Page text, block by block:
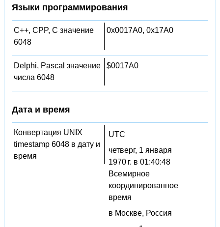
Языки программирования
C++, CPP, C значение
6048
0x0017A0, 0x17A0
Delphi, Pascal значение
числа 6048
$0017A0
Дата и время
Конвертация UNIX
timestamp 6048 в дату и
время
UTC
четверг, 1 января
1970 г. в 01:40:48
Всемирное
координированное
время
в Москве, Россия